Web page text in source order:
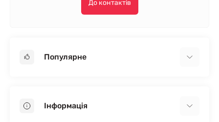
До контактів
Популярне
Пінопласт
Інформація